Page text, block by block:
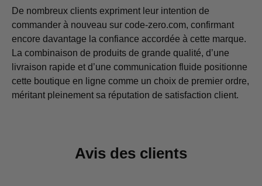
De nombreux clients expriment leur intention de
commander à nouveau sur code-zero.com, confirmant
encore davantage la confiance accordée à cette marque.
La combinaison de produits de grande qualité, d’une
livraison rapide et d’une communication fluide positionne
cette boutique en ligne comme un choix de premier ordre,
méritant pleinement sa réputation de satisfaction client.
Avis des clients